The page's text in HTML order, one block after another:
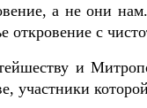
а не они
откровение с
и
участники